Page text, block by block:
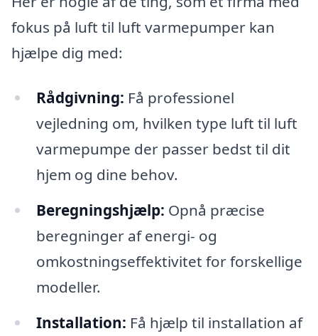
fokus på luft til luft varmepumper kan
hjælpe dig med:
Rådgivning: Få professionel
vejledning om, hvilken type luft til luft
varmepumpe der passer bedst til dit
hjem og dine behov.
Beregningshjælp: Opnå præcise
beregninger af energi- og
omkostningseffektivitet for forskellige
modeller.
Installation: Få hjælp til installation af